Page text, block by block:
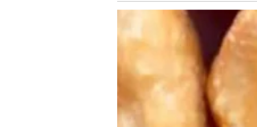
LAV –
TIŠINA